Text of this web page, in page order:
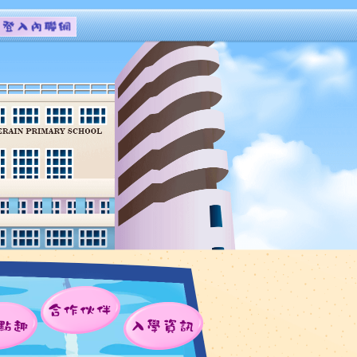
趣
合作伙伴
入學資訊